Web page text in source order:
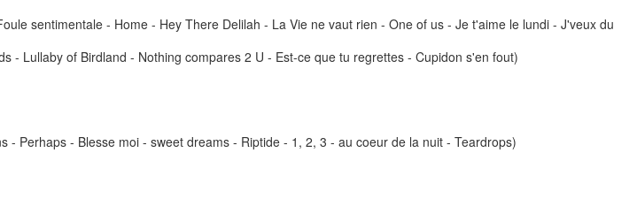
sentimentale - Home - Hey There Delilah - La Vie ne vaut rien - One of us - Je t'aime le lundi - J'veux du
Lullaby of Birdland - Nothing compares 2 U - Est-ce que tu regrettes - Cupidon s'en fout)
Perhaps - Blesse moi - sweet dreams - Riptide - 1, 2, 3 - au coeur de la nuit - Teardrops)